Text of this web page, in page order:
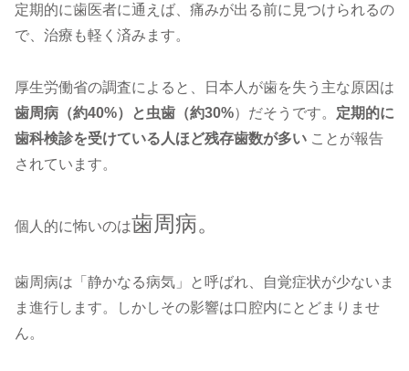
定期的に歯医者に通えば、痛みが出る前に見つけられるの
で、治療も軽く済みます。
厚生労働省の調査によると、日本人が歯を失う主な原因は
歯周病（約40%）と虫歯（約30%）だそうです。 定期的に
歯科検診を受けている人ほど残存歯数が多い ことが報告
されています。
個人的に怖いのは歯周病。
歯周病は「静かなる病気」と呼ばれ、自覚症状が少ないま
ま進行します。しかしその影響は口腔内にとどまりませ
ん。